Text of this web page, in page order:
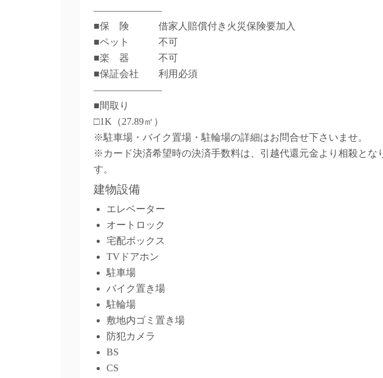
―――――――
■保 険 借家人賠償付き火災保険要加入
■ペット 不可
■楽 器 不可
■保証会社 利用必須
―――――――
■間取り
□1K（27.89㎡）
※駐車場・バイク置場・駐輪場の詳細はお問合せ下さいませ。
※カード決済希望時の決済手数料は、引越代還元金より相殺とな
す。
建物設備
エレベーター
オートロック
宅配ボックス
TVドアホン
駐車場
バイク置き場
駐輪場
敷地内ゴミ置き場
防犯カメラ
BS
CS